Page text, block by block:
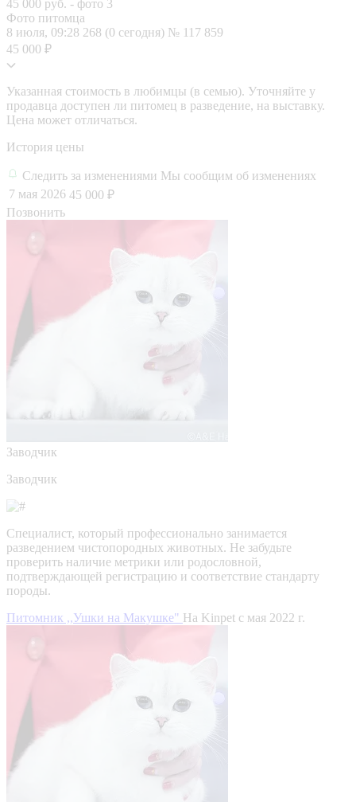
Фото питомца
8 июля, 09:28 268 (0 сегодня) № 117 859
45 000 ₽
Указанная стоимость в любимцы (в семью). Уточняйте у
продавца доступен ли питомец в разведение, на выставку.
Цена может отличаться.
История цены
Следить за изменениями Мы сообщим об изменениях
7 мая 2026 45 000 ₽
Позвонить
Заводчик
Заводчик
Специалист, который профессионально занимается
разведением чистопородных животных. Не забудьте
проверить наличие метрики или родословной,
подтверждающей регистрацию и соответствие стандарту
породы.
Питомник ,,Ушки на Макушке" На Kinpet c мая 2022 г.